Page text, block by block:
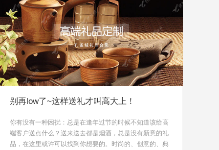
别再low了~这样送礼才叫高大上！
你有没有一种困扰：总是在逢年过节的时候不知道该给高
端客户送点什么？送来送去都是烟酒，总是没有新意的礼
品，在这里或许可以找到你想要的。时尚的、创意的、典